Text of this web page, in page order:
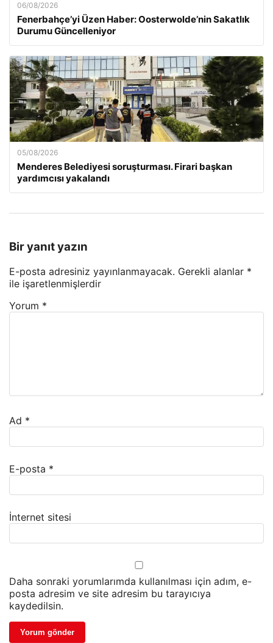
06/08/2026
Fenerbahçe’yi Üzen Haber: Oosterwolde’nin Sakatlık
Durumu Güncelleniyor
05/08/2026
Menderes Belediyesi soruşturması. Firari başkan
yardımcısı yakalandı
Bir yanıt yazın
E-posta adresiniz yayınlanmayacak. Gerekli alanlar *
ile işaretlenmişlerdir
Yorum *
Ad *
E-posta *
İnternet sitesi
Daha sonraki yorumlarımda kullanılması için adım, e-
posta adresim ve site adresim bu tarayıcıya
kaydedilsin.